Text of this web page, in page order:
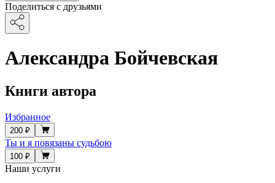
Поделиться с друзьями
Александра Бойчевская
Книги автора
Избранное
200 ₽
Ты и я повязаны судьбою
100 ₽
Наши услуги